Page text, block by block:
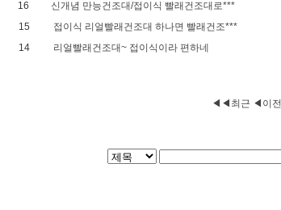
16
신개념 만능건조대/접이식 빨래건조대로***
15
접이식 리얼빨래건조대 하나면 빨래건조***
14
리얼빨래건조대~ 접이식이라 편하네
◀◀최근 ◀이전